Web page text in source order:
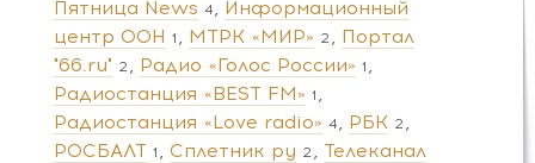
Пятница News 4
Информационный
центр ООН 1 МТРК «МИР» 2
Портал
"66.ru" 2 Радио «Голос России» 1
Радиостанция «BEST FM» 1
Радиостанция «Love radio» 4 РБК 2
РОСБАЛТ 1 Сплетник ру 2
Телеканал